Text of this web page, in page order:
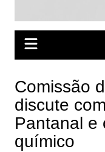
Comissão
discute
Pantanal e
químico